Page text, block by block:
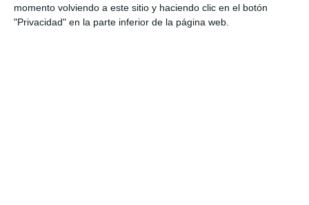
momento volviendo a este sitio y haciendo clic en el botón
"Privacidad" en la parte inferior de la página web.